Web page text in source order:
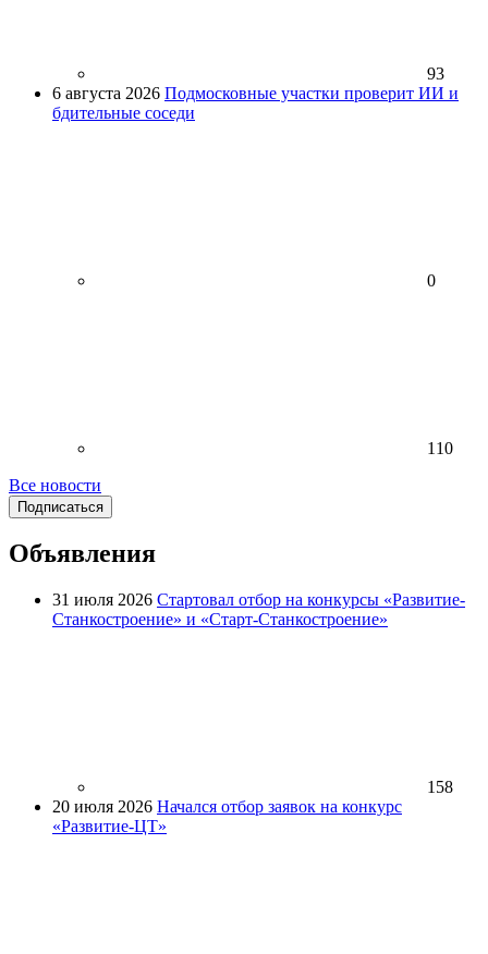
93
6 августа 2026 Подмосковные участки проверит ИИ и
бдительные соседи
0
110
Все новости
Подписаться
Объявления
31 июля 2026 Стартовал отбор на конкурсы «Развитие-
Станкостроение» и «Старт-Станкостроение»
158
20 июля 2026 Начался отбор заявок на конкурс
«Развитие-ЦТ»